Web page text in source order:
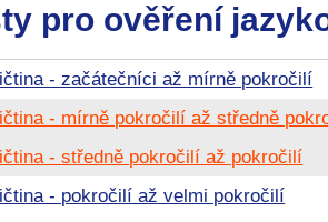
pro ověření
- začátečníci až mírně pokročilí
- mírně pokročilí až středně
- středně pokročilí až pokročilí
- pokročilí až velmi pokročilí